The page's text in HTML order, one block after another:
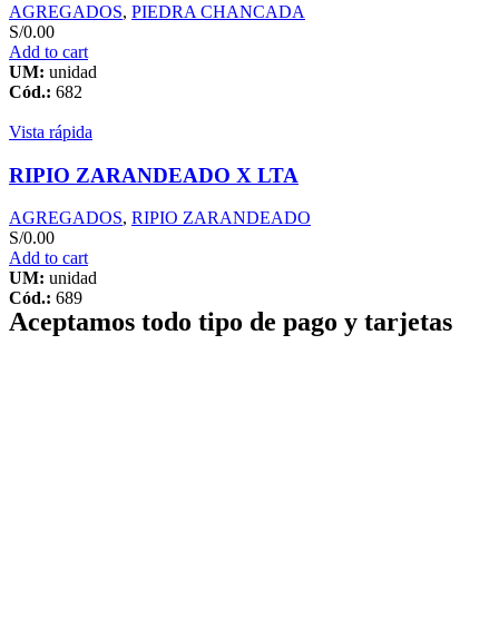
AGREGADOS, PIEDRA CHANCADA
S/0.00
Add to cart
UM: unidad
Cód.: 682
Vista rápida
RIPIO ZARANDEADO X LTA
AGREGADOS, RIPIO ZARANDEADO
S/0.00
Add to cart
UM: unidad
Cód.: 689
Aceptamos todo tipo de pago y tarjetas